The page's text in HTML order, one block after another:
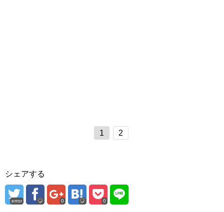
1 2
シェアする
error 0 0